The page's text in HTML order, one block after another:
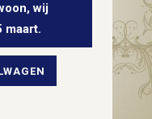
wij
maart.